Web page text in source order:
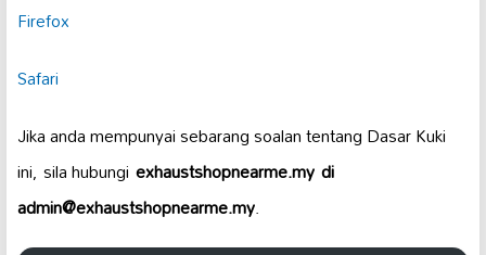
Firefox
Safari
Jika anda mempunyai sebarang soalan tentang Dasar Kuki
ini, sila hubungi exhaustshopnearme.my di
admin@exhaustshopnearme.my.